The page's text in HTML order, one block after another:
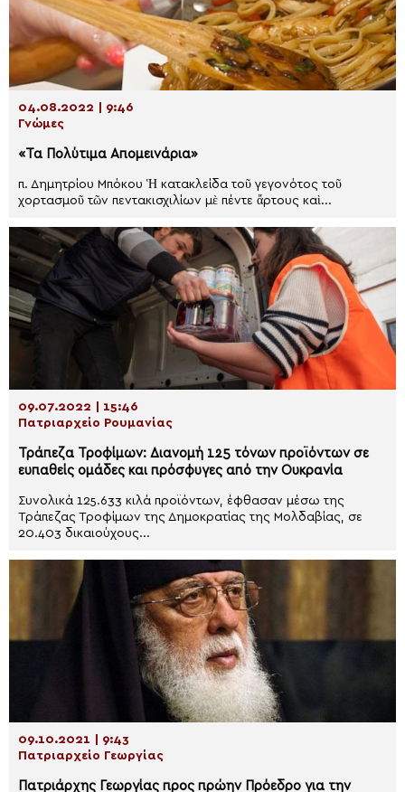
04.08.2022 | 9:46
Γνώμες
«Τα Πολύτιμα Απομεινάρια»
π. Δημητρίου Μπόκου Ἡ κατακλείδα τοῦ γεγονότος τοῦ
χορτασμοῦ τῶν πεντακισχιλίων μὲ πέντε ἄρτους καὶ...
09.07.2022 | 15:46
Πατριαρχείο Ρουμανίας
Τράπεζα Τροφίμων: Διανομή 125 τόνων προϊόντων σε
ευπαθείς ομάδες και πρόσφυγες από την Ουκρανία
Συνολικά 125.633 κιλά προϊόντων, έφθασαν μέσω της
Τράπεζας Τροφίμων της Δημοκρατίας της Μολδαβίας, σε
20.403 δικαιούχους...
09.10.2021 | 9:43
Πατριαρχείο Γεωργίας
Πατριάρχης Γεωργίας προς πρώην Πρόεδρο για την